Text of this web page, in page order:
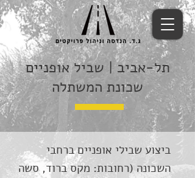
תל-אביב | שביל אופניים
שכונת המשתלה
ביצוע שבילי אופניים ברחבי
השכונה (רחובות: מקס ברוד, סשה